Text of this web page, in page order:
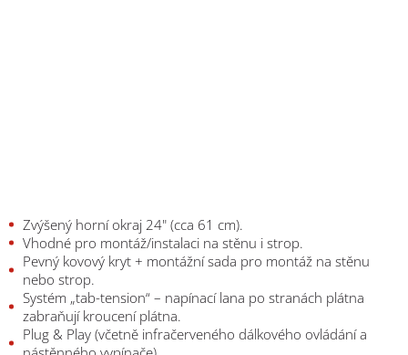
Zvýšený horní okraj 24" (cca 61 cm).
Vhodné pro montáž/instalaci na stěnu i strop.
Pevný kovový kryt + montážní sada pro montáž na stěnu
nebo strop.
Systém „tab-tension“ – napínací lana po stranách plátna
zabraňují kroucení plátna.
Plug & Play (včetně infračerveného dálkového ovládání a